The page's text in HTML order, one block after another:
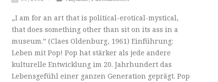
„I am for an art that is political-erotical-mystical,
that does something other than sit on its ass in a
museum.” (Claes Oldenburg, 1961) Einführung:
Leben mit Pop! Pop hat stärker als jede andere
kulturelle Entwicklung im 20. Jahrhundert das
Lebensgefühl einer ganzen Generation geprägt. Pop